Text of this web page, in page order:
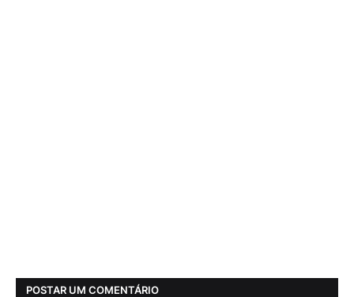
POSTAR UM COMENTÁRIO